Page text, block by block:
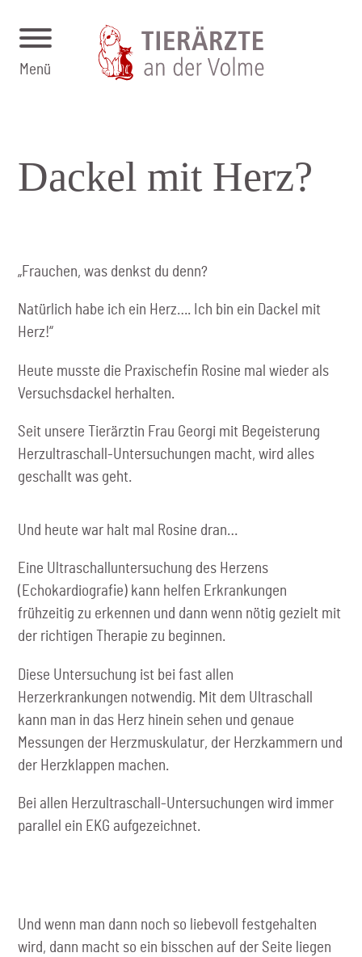
Menü
Dackel mit Herz?
„Frauchen, was denkst du denn?
Natürlich habe ich ein Herz…. Ich bin ein Dackel mit
Herz!“
Heute musste die Praxischefin Rosine mal wieder als
Versuchsdackel herhalten.
Seit unsere Tierärztin Frau Georgi mit Begeisterung
Herzultraschall-Untersuchungen macht, wird alles
geschallt was geht.
Und heute war halt mal Rosine dran…
Eine Ultraschalluntersuchung des Herzens
(Echokardiografie) kann helfen Erkrankungen
frühzeitig zu erkennen und dann wenn nötig gezielt mit
der richtigen Therapie zu beginnen.
Diese Untersuchung ist bei fast allen
Herzerkrankungen notwendig. Mit dem Ultraschall
kann man in das Herz hinein sehen und genaue
Messungen der Herzmuskulatur, der Herzkammern und
der Herzklappen machen.
Bei allen Herzultraschall-Untersuchungen wird immer
parallel ein EKG aufgezeichnet.
Und wenn man dann noch so liebevoll festgehalten
wird, dann macht so ein bisschen auf der Seite liegen